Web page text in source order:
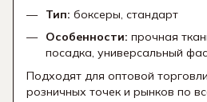
Тип: боксеры, стандарт
Особенности: прочная
посадка, универсальный
Подходят для оптовой
розничных точек и рынков по